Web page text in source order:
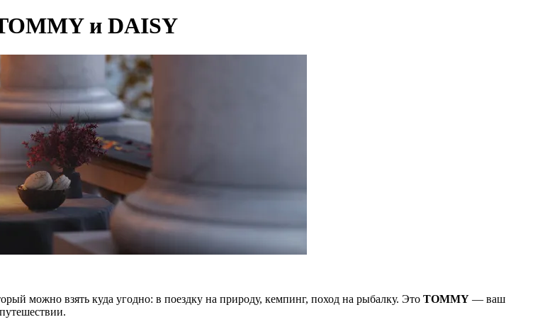
и DAISY
можно взять куда угодно: в поездку на природу, кемпинг, поход на рыбалку. Это TOMMY — ваш